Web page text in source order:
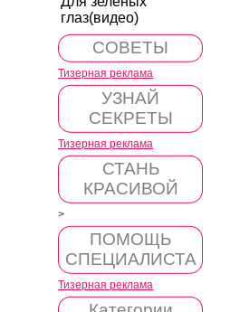
глаз(видео)
СОВЕТЫ
Тизерная реклама
УЗНАЙ
СЕКРЕТЫ
Тизерная реклама
СТАНЬ
КРАСИВОЙ
>
ПОМОЩЬ
СПЕЦИАЛИСТА
Тизерная реклама